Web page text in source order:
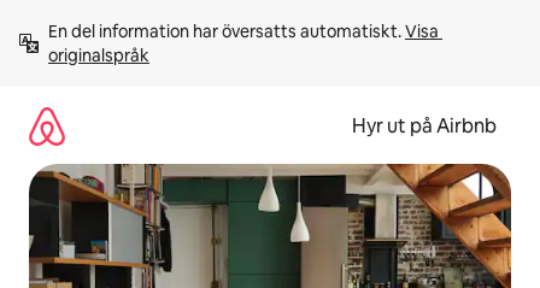
innehåll
En del information har översatts automatiskt. Visa
originalspråk
Hyr ut på Airbnb